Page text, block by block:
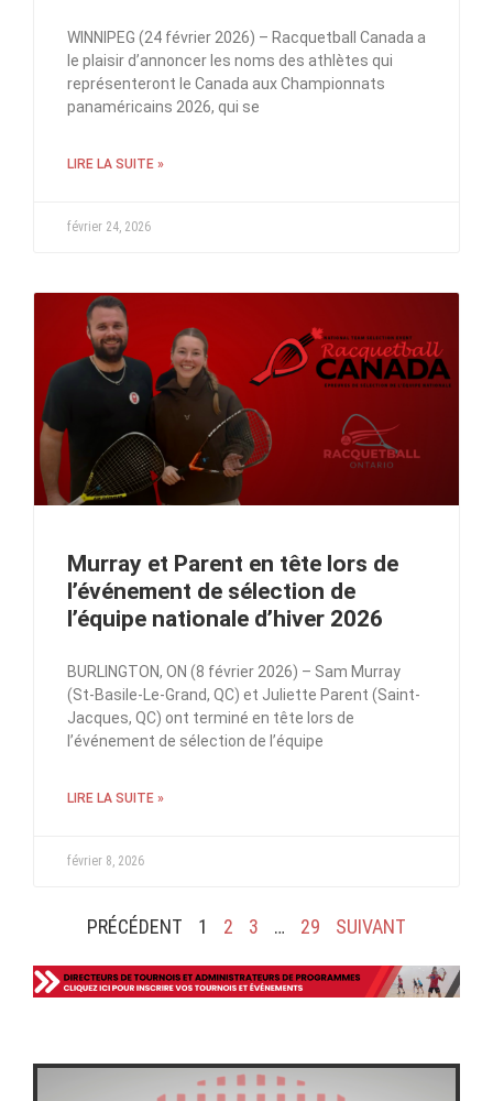
WINNIPEG (24 février 2026) – Racquetball Canada a
le plaisir d’annoncer les noms des athlètes qui
représenteront le Canada aux Championnats
panaméricains 2026, qui se
LIRE LA SUITE »
février 24, 2026
Murray et Parent en tête lors de
l’événement de sélection de
l’équipe nationale d’hiver 2026
BURLINGTON, ON (8 février 2026) – Sam Murray
(St-Basile-Le-Grand, QC) et Juliette Parent (Saint-
Jacques, QC) ont terminé en tête lors de
l’événement de sélection de l’équipe
LIRE LA SUITE »
février 8, 2026
PRÉCÉDENT 1 2 3 … 29 SUIVANT